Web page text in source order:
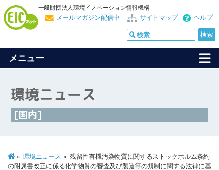
一般財団法人環境イノベーション情報機構
ヘルプ
サイトマップ
メールマガジン配信中
メニュー
環境ニュース
[国内]
環境ニュース
残留性有機汚染物質に関するストックホルム条約
の附属書改正に係る化学物質の審査及び製造等の規制に関する法律に基